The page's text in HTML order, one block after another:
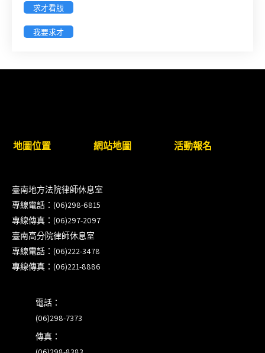
入校扎根計畫講師之會員(8/14前線上表單登記)
新竹律師公會8/21(五)舉辦「AI職場應用」進修課程
步）
8/22~23「平反再導航:2026台灣冤平反協會年度論
【重要公告】115年職場霸凌調查專業人才(律師)培
訓課程（雲嘉南場）錄取通知已發送
本會訂於115年8月15日(六)上午舉辦「使用AI如何幫
助整理資訊?談法律工作中的應用與風險」課程(8/7
前報名，實體+線上併行)
求才看版
我要求才
地圖位置 網站地圖 活動報名
臺南地方法院律師休息室
專線電話：(06)298-6815
專線傳真：(06)297-2097
臺南高分院律師休息室
專線電話：(06)222-3478
專線傳真：(06)221-8886
電話：
(06)298-7373
傳真：